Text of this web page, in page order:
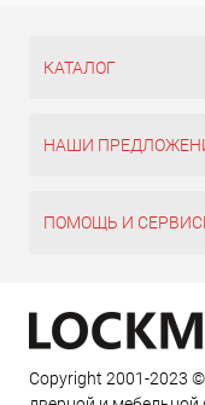
КАТАЛОГ
НАШИ
ПОМОЩЬ И
Copyright 2001-2023 ©